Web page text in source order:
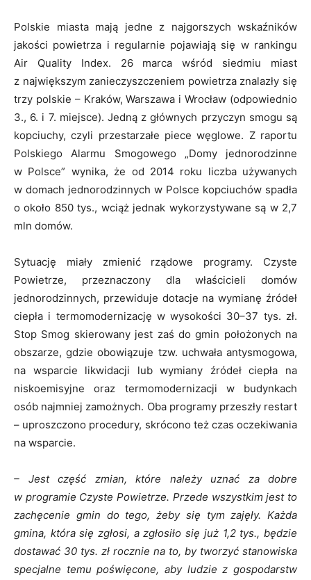
Polskie miasta mają jedne z najgorszych wskaźników
jakości powietrza i regularnie pojawiają się w rankingu
Air Quality Index. 26 marca wśród siedmiu miast
z największym zanieczyszczeniem powietrza znalazły się
trzy polskie – Kraków, Warszawa i Wrocław (odpowiednio
3., 6. i 7. miejsce). Jedną z głównych przyczyn smogu są
kopciuchy, czyli przestarzałe piece węglowe. Z raportu
Polskiego Alarmu Smogowego „Domy jednorodzinne
w Polsce” wynika, że od 2014 roku liczba używanych
w domach jednorodzinnych w Polsce kopciuchów spadła
o około 850 tys., wciąż jednak wykorzystywane są w 2,7
mln domów.
Sytuację miały zmienić rządowe programy. Czyste
Powietrze, przeznaczony dla właścicieli domów
jednorodzinnych, przewiduje dotacje na wymianę źródeł
ciepła i termomodernizację w wysokości 30–37 tys. zł.
Stop Smog skierowany jest zaś do gmin położonych na
obszarze, gdzie obowiązuje tzw. uchwała antysmogowa,
na wsparcie likwidacji lub wymiany źródeł ciepła na
niskoemisyjne oraz termomodernizacji w budynkach
osób najmniej zamożnych. Oba programy przeszły restart
– uproszczono procedury, skrócono też czas oczekiwania
na wsparcie.
– Jest część zmian, które należy uznać za dobre
w programie Czyste Powietrze. Przede wszystkim jest to
zachęcenie gmin do tego, żeby się tym zajęły. Każda
gmina, która się zgłosi, a zgłosiło się już 1,2 tys., będzie
dostawać 30 tys. zł rocznie na to, by tworzyć stanowiska
specjalne temu poświęcone, aby ludzie z gospodarstw